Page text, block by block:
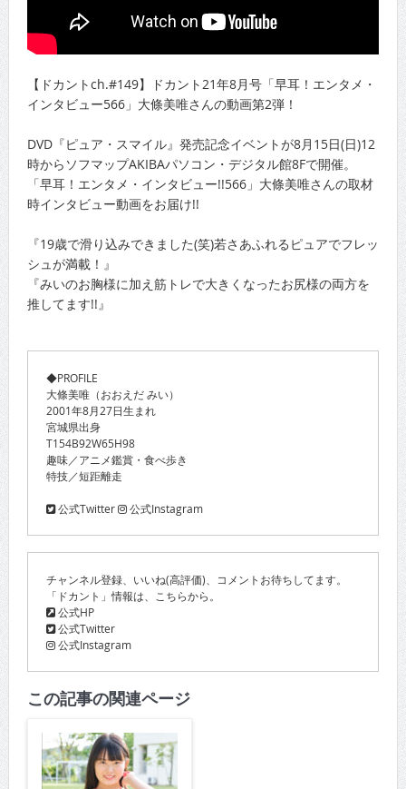
【ドカントch.#149】ドカント21年8月号「早耳！エンタメ・
インタビュー566」大條美唯さんの動画第2弾！
DVD『ピュア・スマイル』発売記念イベントが8月15日(日)12
時からソフマップAKIBAパソコン・デジタル館8Fで開催。
「早耳！エンタメ・インタビュー!!566」大條美唯さんの取材
時インタビュー動画をお届け!!
『19歳で滑り込みできました(笑)若さあふれるピュアでフレッ
シュが満載！』
『みいのお胸様に加え筋トレで大きくなったお尻様の両方を
推してます!!』
◆PROFILE
大條美唯（おおえだ みい）
2001年8月27日生まれ
宮城県出身
T154B92W65H98
趣味／アニメ鑑賞・食べ歩き
特技／短距離走
公式Twitter 公式Instagram
チャンネル登録、いいね(高評価)、コメントお待ちしてます。
「ドカント」情報は、こちらから。
公式HP
公式Twitter
公式Instagram
この記事の関連ページ